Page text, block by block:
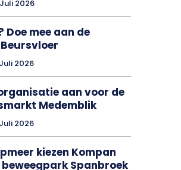
Doe mee aan de
2026
aan voor de
Medemblik
2026
kiezen Kompan
Spanbroek